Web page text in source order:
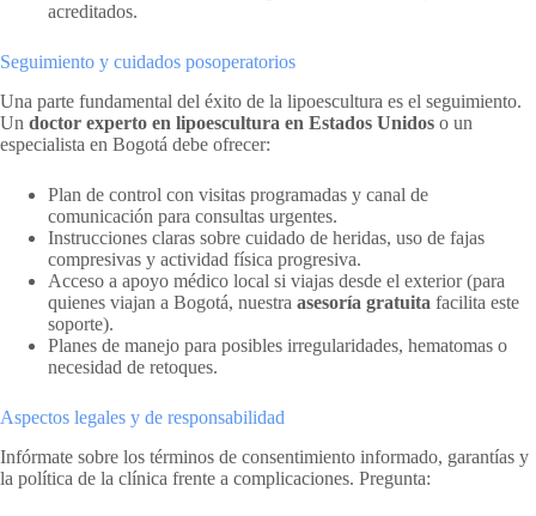
acreditados.
Seguimiento y cuidados posoperatorios
Una parte fundamental del éxito de la lipoescultura es el seguimiento.
Un doctor experto en lipoescultura en Estados Unidos o un
especialista en Bogotá debe ofrecer:
Plan de control con visitas programadas y canal de
comunicación para consultas urgentes.
Instrucciones claras sobre cuidado de heridas, uso de fajas
compresivas y actividad física progresiva.
Acceso a apoyo médico local si viajas desde el exterior (para
quienes viajan a Bogotá, nuestra asesoría gratuita facilita este
soporte).
Planes de manejo para posibles irregularidades, hematomas o
necesidad de retoques.
Aspectos legales y de responsabilidad
Infórmate sobre los términos de consentimiento informado, garantías y
la política de la clínica frente a complicaciones. Pregunta: